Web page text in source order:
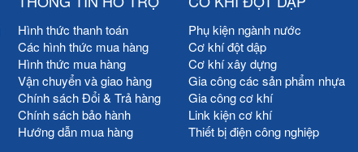
Hình thức thanh toán
Các hình thức mua hàng
Hình thức mua hàng
Vận chuyển và giao hàng
Chính sách Đổi & Trả hàng
Chính sách bảo hành
Hướng dẫn mua hàng
Phụ kiện ngành nước
Cơ khí đột dập
Cơ khí xây dựng
Gia công các sản phẩm nhựa
Gia công cơ khí
Link kiện cơ khí
Thiết bị điện công nghiệp